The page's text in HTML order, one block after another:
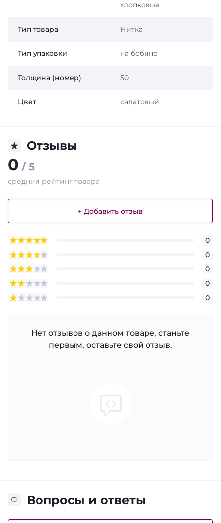
хлопковые
Тип товара Нитка
Тип упаковки на бобине
Толщина (номер) 50
Цвет салатовый
Отзывы
0 / 5
средний рейтинг товара
+ Добавить отзыв
0
0
0
0
0
Нет отзывов о данном товаре, станьте
первым, оставьте свой отзыв.
Вопросы и ответы